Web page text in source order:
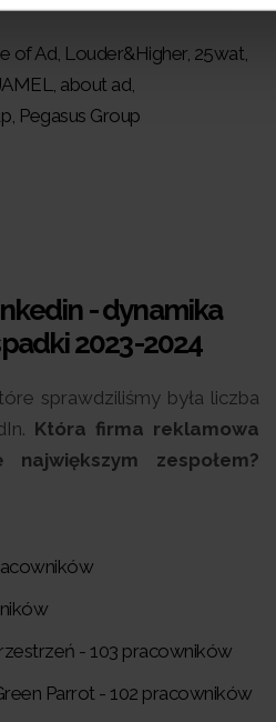
of Ad, Louder&Higher, 25wat,
about ad,
Pegasus Group
- dynamika
2023-2024
sprawdziliśmy była liczba
Która firma reklamowa
zespołem?
- 103 pracowników
Parrot - 102 pracowników